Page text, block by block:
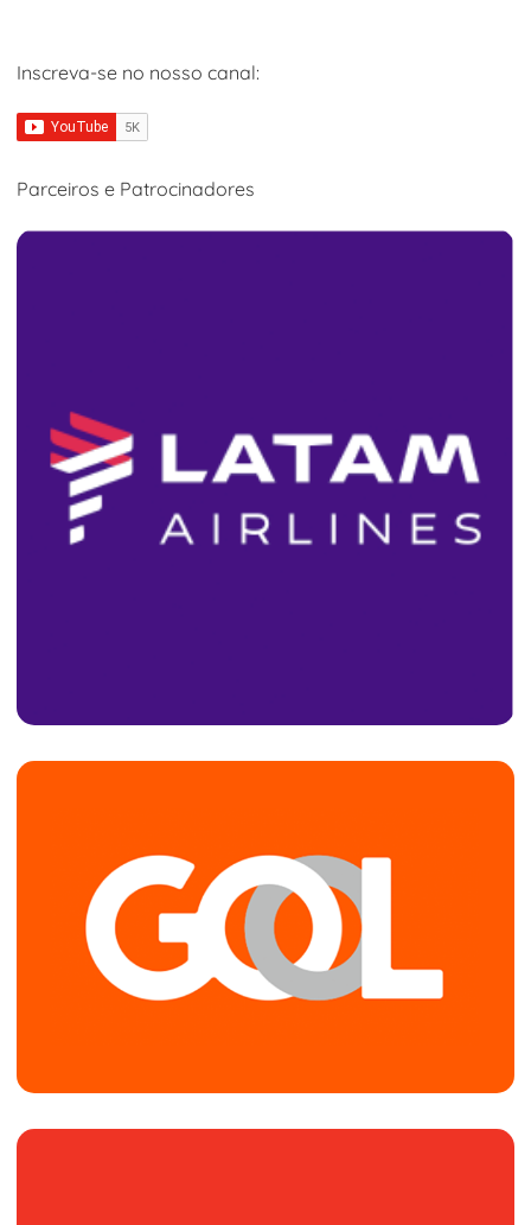
Inscreva-se no nosso canal:
Parceiros e Patrocinadores